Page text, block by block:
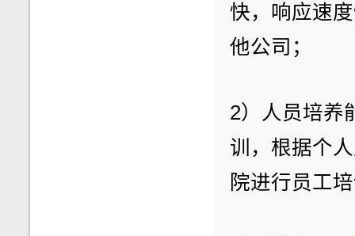
快，响应速
他公司；
2）人员培养
训，根据个
院进行员工